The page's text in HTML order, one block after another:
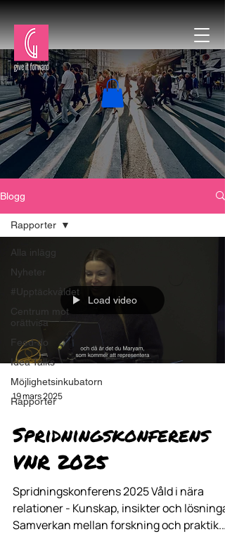
Blogg
Alla inlägg
Nyheter
#Upptäckvåldet
Centrum mot
orättvisa
Feed-do
Idea Talks
Möjlighetsinkubatorn
Rapporter
Rapporter
Load video
19 mars 2025
Spridningskonferens
VNR 2025
Spridningskonferens 2025 Våld i nära
relationer - Kunskap, insikter och
Samverkan mellan forskning och praktik.